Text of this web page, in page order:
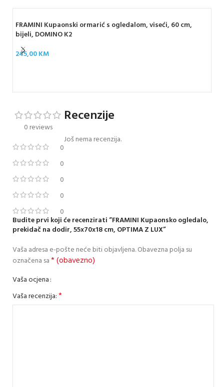
FRAMINI Kupaonski ormarić s ogledalom, viseći, 60 cm,
bijeli, DOMINO K2
245,00KM
0 reviews
0
0
0
0
0
Recenzije
Još nema recenzija.
Budite prvi koji će recenzirati “FRAMINI Kupaonsko ogledalo,
prekidač na dodir, 55x70x18 cm, OPTIMA Z LUX”
Vaša adresa e-pošte neće biti objavljena.Obavezna polja su
označena sa* (obavezno)
Vaša ocjena
Vaša recenzija:*